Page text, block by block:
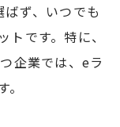
ず、いつでも
です。特に、
企業では、eラ